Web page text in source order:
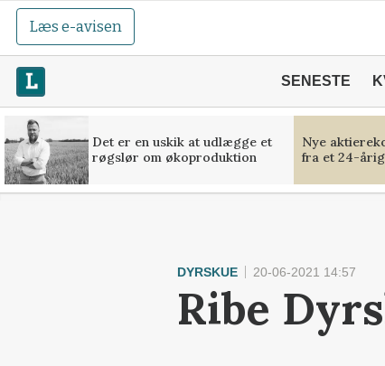
Læs e-avisen
SENESTE
Det er en uskik at udlægge et
røgslør om økoproduktion
Nye
fra et 24-
DYRSKUE 20-06-2021 14:57
Ribe